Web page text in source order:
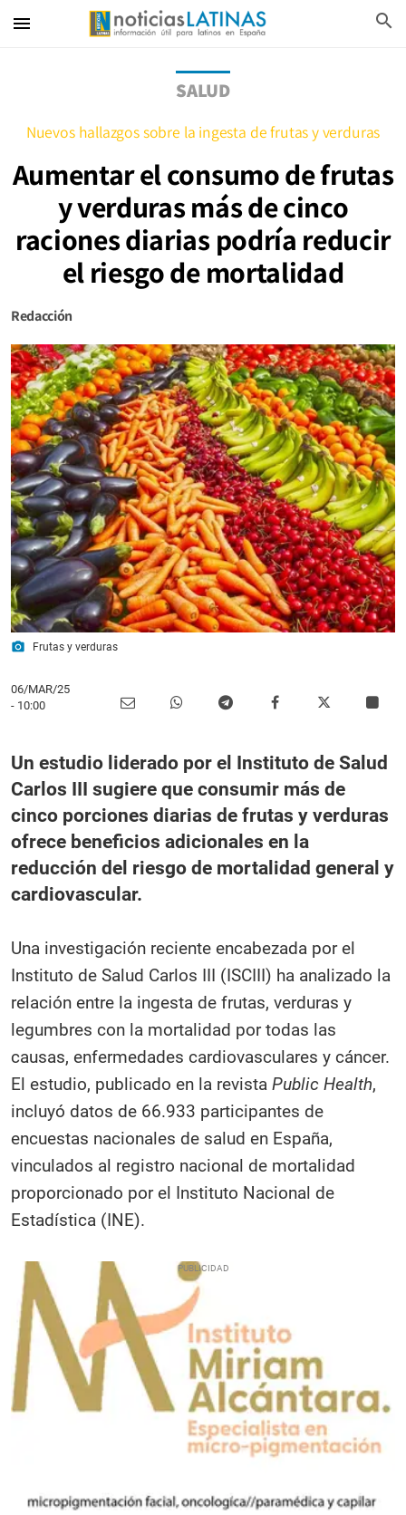
menu search
SALUD
Nuevos hallazgos sobre la ingesta de frutas y verduras
Aumentar el consumo de frutas
y verduras más de cinco
raciones diarias podría reducir
el riesgo de mortalidad
Redacción
photo_camera Frutas y verduras
06/MAR/25
- 10:00
Un estudio liderado por el Instituto de Salud
Carlos III sugiere que consumir más de
cinco porciones diarias de frutas y verduras
ofrece beneficios adicionales en la
reducción del riesgo de mortalidad general y
cardiovascular.
Una investigación reciente encabezada por el
Instituto de Salud Carlos III (ISCIII) ha analizado la
relación entre la ingesta de frutas, verduras y
legumbres con la mortalidad por todas las
causas, enfermedades cardiovasculares y cáncer.
El estudio, publicado en la revista Public Health,
incluyó datos de 66.933 participantes de
encuestas nacionales de salud en España,
vinculados al registro nacional de mortalidad
proporcionado por el Instituto Nacional de
Estadística (INE).